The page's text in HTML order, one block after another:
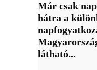
Már csak
hátra a
látható...